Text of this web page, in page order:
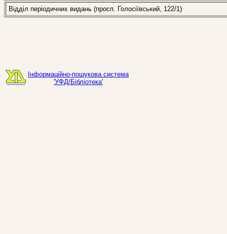
Відділ періодичних видань (просп. Голосіївський, 122/1)
Інформаційно-пошукова система
'УФД/Бібліотека'